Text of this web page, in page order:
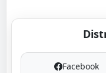
Facebook